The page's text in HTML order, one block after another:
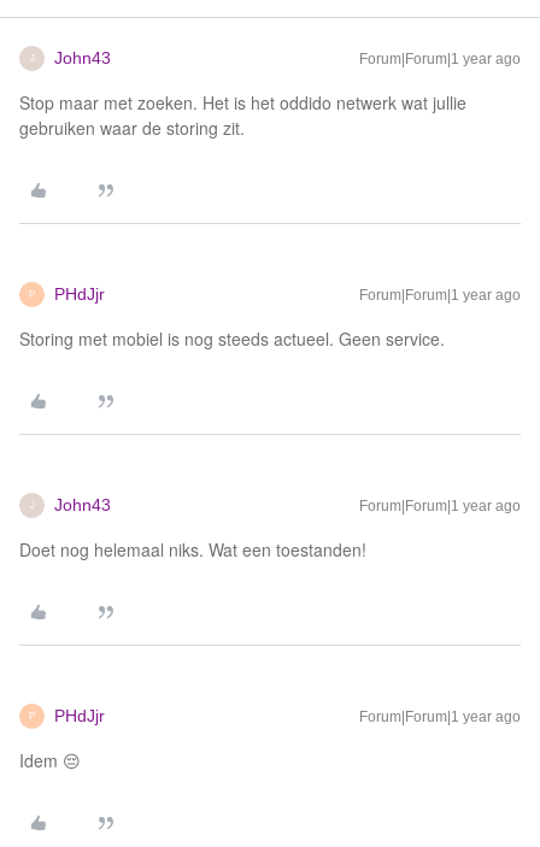
J John43 Forum|Forum|1 year ago
Stop maar met zoeken. Het is het oddido netwerk wat jullie
gebruiken waar de storing zit.
P PHdJjr Forum|Forum|1 year ago
Storing met mobiel is nog steeds actueel. Geen service.
J John43 Forum|Forum|1 year ago
Doet nog helemaal niks. Wat een toestanden!
P PHdJjr Forum|Forum|1 year ago
Idem 😔